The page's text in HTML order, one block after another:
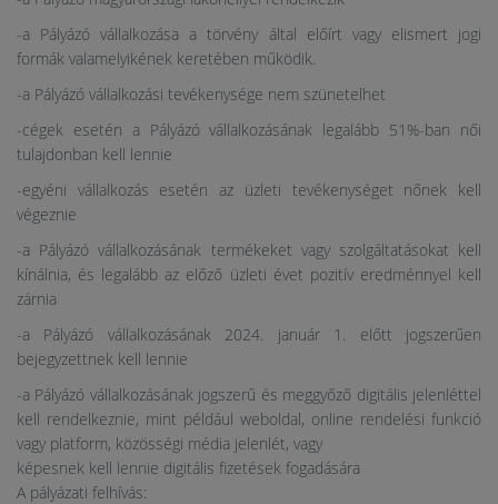
-a Pályázó vállalkozása a törvény által előírt vagy elismert jogi
formák valamelyikének keretében működik.
-a Pályázó vállalkozási tevékenysége nem szünetelhet
-cégek esetén a Pályázó vállalkozásának legalább 51%-ban női
tulajdonban kell lennie
-egyéni vállalkozás esetén az üzleti tevékenységet nőnek kell
végeznie
-a Pályázó vállalkozásának termékeket vagy szolgáltatásokat kell
kínálnia, és legalább az előző üzleti évet pozitív eredménnyel kell
zárnia
-a Pályázó vállalkozásának 2024. január 1. előtt jogszerűen
bejegyzettnek kell lennie
-a Pályázó vállalkozásának jogszerű és meggyőző digitális jelenléttel
kell rendelkeznie, mint például weboldal, online rendelési funkció
vagy platform, közösségi média jelenlét, vagy
képesnek kell lennie digitális fizetések fogadására
A pályázati felhívás: